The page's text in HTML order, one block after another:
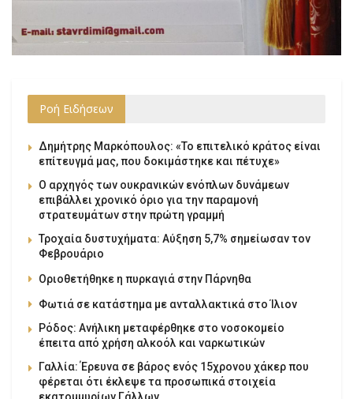
Ροή Ειδήσεων
Δημήτρης Μαρκόπουλος: «Το επιτελικό κράτος είναι
επίτευγμά μας, που δοκιμάστηκε και πέτυχε»
Ο αρχηγός των ουκρανικών ενόπλων δυνάμεων
επιβάλλει χρονικό όριο για την παραμονή
στρατευμάτων στην πρώτη γραμμή
Τροχαία δυστυχήματα: Αύξηση 5,7% σημείωσαν τον
Φεβρουάριο
Οριοθετήθηκε η πυρκαγιά στην Πάρνηθα
Φωτιά σε κατάστημα με ανταλλακτικά στο Ίλιον
Ρόδος: Ανήλικη μεταφέρθηκε στο νοσοκομείο
έπειτα από χρήση αλκοόλ και ναρκωτικών
Γαλλία: Έρευνα σε βάρος ενός 15χρονου χάκερ που
φέρεται ότι έκλεψε τα προσωπικά στοιχεία